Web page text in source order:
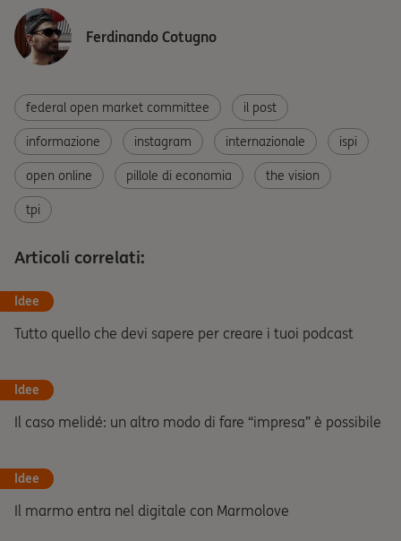
Ferdinando Cotugno
federal open market committee il post
informazione instagram internazionale ispi
open online pillole di economia the vision
tpi
Articoli correlati:
Idee
Tutto quello che devi sapere per creare i tuoi podcast
Idee
Il caso melidé: un altro modo di fare “impresa” è possibile
Idee
Il marmo entra nel digitale con Marmolove